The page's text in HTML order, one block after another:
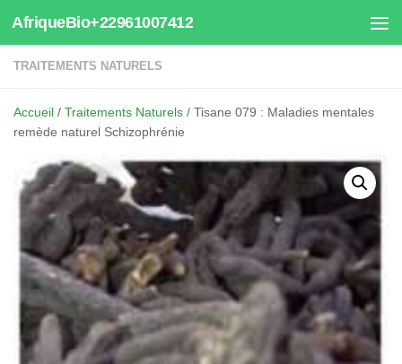
Au dessous du contenu
AfriqueBio+22961007412
TRAITEMENTS NATURELS
Accueil / Traitements Naturels / Tisane 079 : Maladies mentales
remède naturel Schizophrénie